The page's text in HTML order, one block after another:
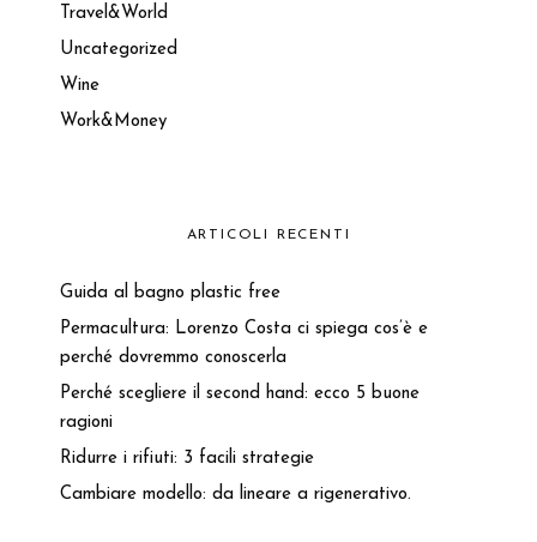
Travel&World
Uncategorized
Wine
Work&Money
ARTICOLI RECENTI
Guida al bagno plastic free
Permacultura: Lorenzo Costa ci spiega cos’è e
perché dovremmo conoscerla
Perché scegliere il second hand: ecco 5 buone
ragioni
Ridurre i rifiuti: 3 facili strategie
Cambiare modello: da lineare a rigenerativo.